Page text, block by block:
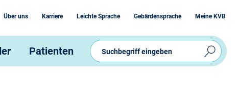
Über uns Karriere Leichte Sprache Gebärdensprache Meine KVB
Patienten